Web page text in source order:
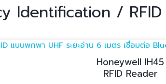
Identification / RFID
Honeywell IH45
RFID Reader